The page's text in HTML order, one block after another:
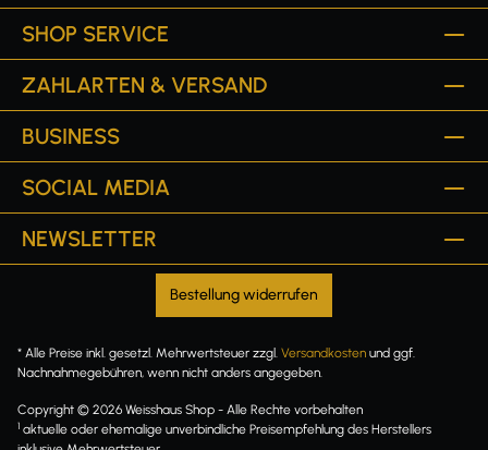
SHOP SERVICE
ZAHLARTEN & VERSAND
BUSINESS
SOCIAL MEDIA
NEWSLETTER
Bestellung widerrufen
* Alle Preise inkl. gesetzl. Mehrwertsteuer zzgl. Versandkosten und ggf.
Nachnahmegebühren, wenn nicht anders angegeben.
Copyright © 2026 Weisshaus Shop - Alle Rechte vorbehalten
1 aktuelle oder ehemalige unverbindliche Preisempfehlung des Herstellers